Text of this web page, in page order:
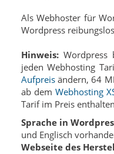
Als Webhoster für
Wordpress
Hinweis:Wordpress
jeden Webhosting
Aufpreisändern, 64
ab dem Webhosting
Tarif im Preis
Sprache in
und Englisch
Webseite des